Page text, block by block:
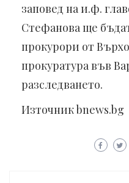
заповед на и.ф.
Стефанова ще
прокурори от
прокуратура във
разследването.
Източник bnews.bg